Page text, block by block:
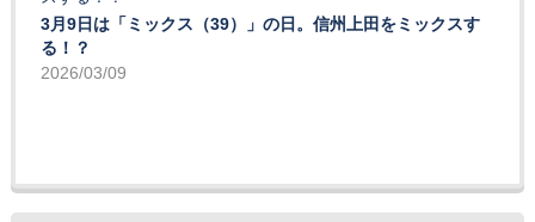
3月9日は「ミックス（39）」の日。信州上田をミックスす
る！？
2026/03/09